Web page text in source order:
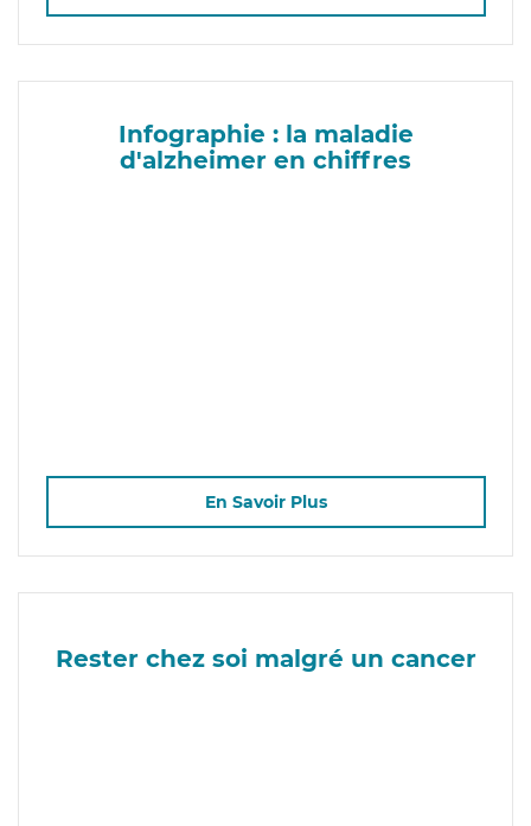
Infographie : la maladie
d'alzheimer en chiffres
En Savoir Plus
Rester chez soi malgré un cancer